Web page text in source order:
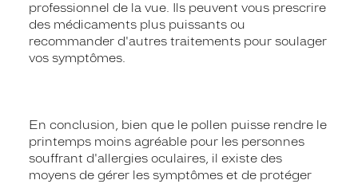
professionnel de la vue. Ils peuvent vous prescrire
des médicaments plus puissants ou
recommander d'autres traitements pour soulager
vos symptômes.
En conclusion, bien que le pollen puisse rendre le
printemps moins agréable pour les personnes
souffrant d'allergies oculaires, il existe des
moyens de gérer les symptômes et de protéger